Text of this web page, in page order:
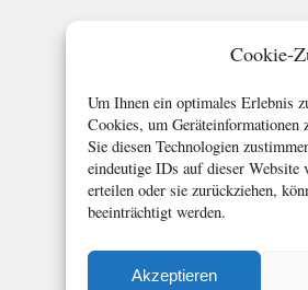
Cookie-
Um Ihnen ein optimales Erlebnis
Cookies, um Geräteinformationen
Sie diesen Technologien
eindeutige IDs auf dieser
erteilen oder sie zurückziehen,
beeinträchtigt werden.
Akzeptieren